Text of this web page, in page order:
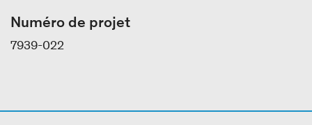
Numéro de projet
7939-022